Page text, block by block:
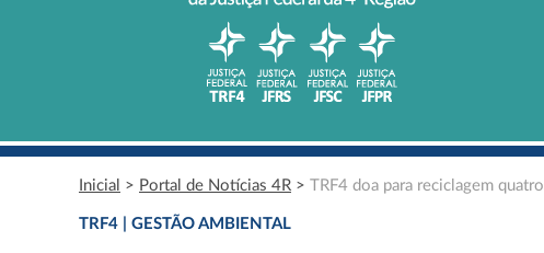
Inicial > Portal de Notícias 4R > TRF4 doa para reciclagem
TRF4 | GESTÃO AMBIENTAL